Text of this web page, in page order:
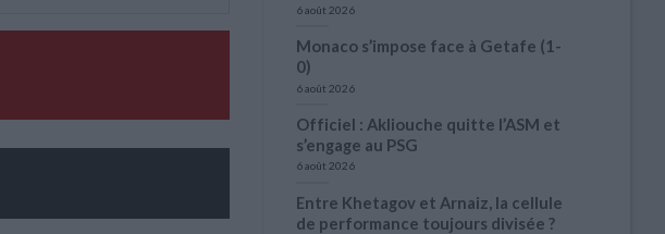
6 août 2026
Monaco s’impose face à Getafe (1-
0)
6 août 2026
Officiel : Akliouche quitte l’ASM et
s’engage au PSG
6 août 2026
Entre Khetagov et Arnaiz, la cellule
de performance toujours divisée ?